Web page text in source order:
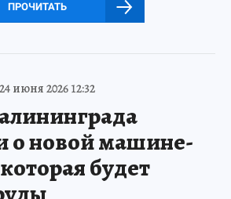
ПРОЧИТАТЬ
24 июня 2026 12:32
о новой машине-
будет